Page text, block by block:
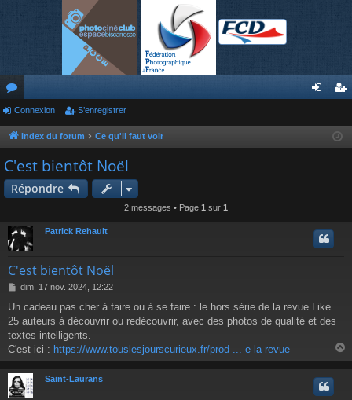
or
u
m
s
nr
Connexion S’enregistrer
Index du forum Ce qu'il faut voir
C'est bientôt Noël
Répondre
2 messages • Page 1 sur 1
Patrick Rehault
C'est bientôt Noël
M
s
s
a
dim. 17 nov. 2024, 12:22
Un cadeau pas cher à faire ou à se faire : le hors série de la revue Like.
25 auteurs à découvrir ou redécouvrir, avec des photos de qualité et des
textes intelligents.
C'est ici : https://www.touslesjourscurieux.fr/prod ... e-la-revue
a
Saint-Laurans